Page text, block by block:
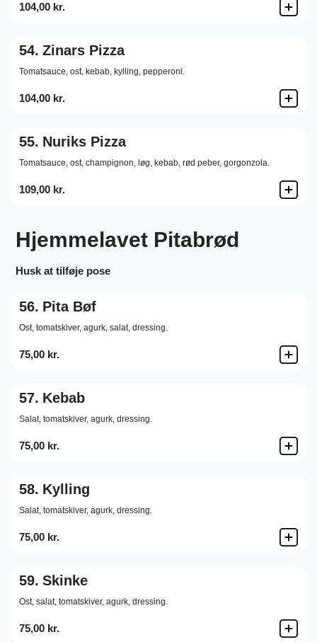
104,00 kr.
54. Zinars Pizza
Tomatsauce, ost, kebab, kylling, pepperoni.
104,00 kr.
55. Nuriks Pizza
Tomatsauce, ost, champignon, løg, kebab, rød peber, gorgonzola.
109,00 kr.
Hjemmelavet Pitabrød
Husk at tilføje pose
56. Pita Bøf
Ost, tomatskiver, agurk, salat, dressing.
75,00 kr.
57. Kebab
Salat, tomatskiver, agurk, dressing.
75,00 kr.
58. Kylling
Salat, tomatskiver, agurk, dressing.
75,00 kr.
59. Skinke
Ost, salat, tomatskiver, agurk, dressing.
75,00 kr.